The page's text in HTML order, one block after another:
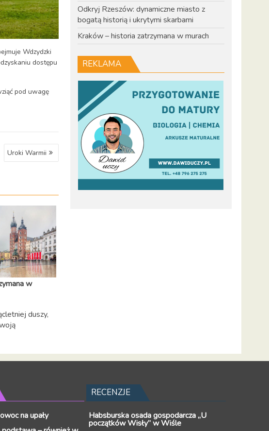
Wdzydzki
dostępu
pod uwagę
Uroki Warmii
w
duszy,
Odkryj Rzeszów: dynamiczne miasto z
bogatą historią i ukrytymi skarbami
Kraków – historia zatrzymana w murach
REKLAMA
na upały
RECENZJE
Habsburska osada gospodarcza „U
początków Wisły” w Wiśle